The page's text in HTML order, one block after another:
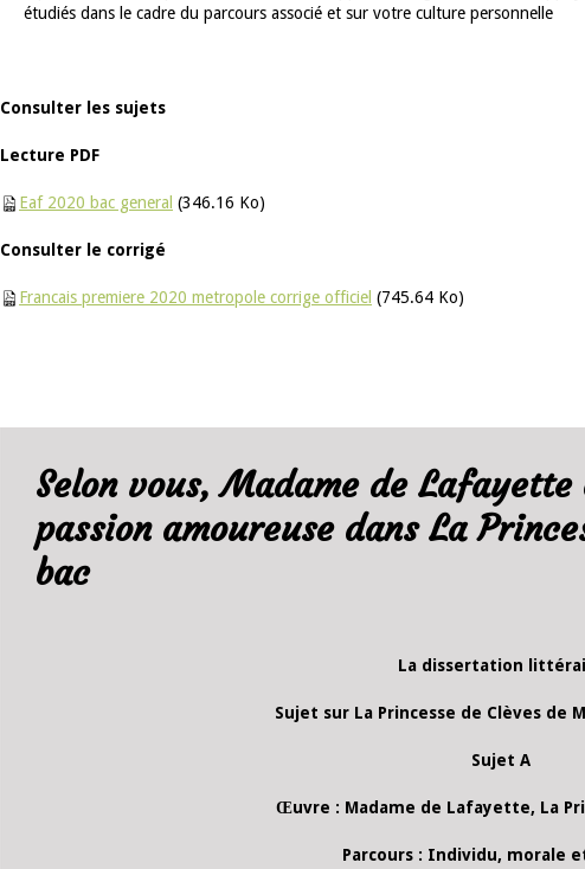
étudiés dans le cadre du parcours associé et sur votre culture personnelle
Consulter les sujets
Lecture PDF
Eaf 2020 bac general (346.16 Ko)
Consulter le corrigé
Francais premiere 2020 metropole corrige officiel (745.64 Ko)
Selon vous, Madame de
passion amoureuse dans La
bac
La dissertation
Sujet sur La Princesse de Clèves de
Sujet A
Œuvre : Madame de Lafayette, La
Parcours : Individu, morale